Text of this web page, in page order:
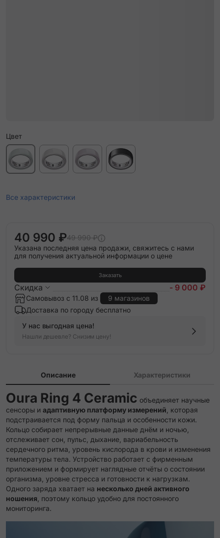
Цвет
Все характеристики
40 990 ₽49 990 ₽
Указана последняя цена продажи, свяжитесь с нами
для получения актуальной информации о цене
Заказать
Скидка - 9 000 ₽
Самовывоз с 11.08 из
9 магазинов
Доставка по городу бесплатно
У нас выгодная цена!
Нашли дешевле? Снизим цену!
Описание Характеристики
Oura Ring 4 Ceramic объединяет научные
сенсоры и адаптивную платформу измерений , которая
подстраивается под форму пальца и особенности кожи.
Кольцо собирает непрерывные данные днём и ночью,
отслеживает сон, пульс, дыхание, вариабельность
сердечного ритма, уровень кислорода в крови и изменения
температуры тела. Устройство работает с фирменным
приложением и формирует наглядные отчёты о состоянии
организма, уровне стресса и готовности к нагрузкам.
Одного заряда хватает на несколько дней активного
ношения , поэтому кольцо удобно для постоянного
мониторинга.